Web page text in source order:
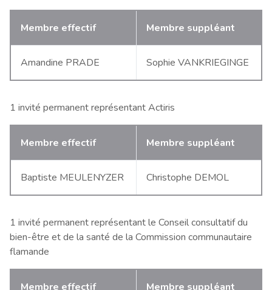
Membre effectif Membre suppléant
Amandine PRADE Sophie VANKRIEGINGE
1 invité permanent représentant Actiris
Membre effectif Membre suppléant
Baptiste MEULENYZER Christophe DEMOL
1 invité permanent représentant le Conseil consultatif du
bien-être et de la santé de la Commission communautaire
flamande
Membre effectif Membre suppléant